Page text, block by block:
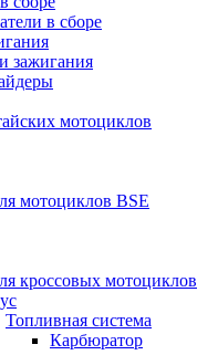
в сборе
зажигания
мотоциклов
мотоциклов BSE
кроссовых мотоциклов
Топливная система
Карбюратор